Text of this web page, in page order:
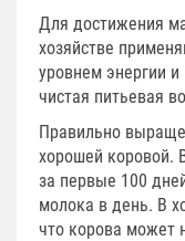
Для достижения
хозяйстве
уровнем энергии и
чистая питьевая
Правильно
хорошей коровой.
за первые 100
молока в день. В
что корова может